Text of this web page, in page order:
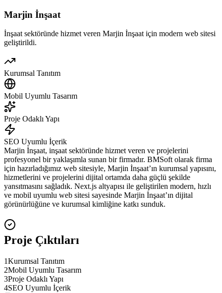
Marjin İnşaat
İnşaat sektöründe hizmet veren Marjin İnşaat için modern web sitesi
geliştirildi.
Kurumsal Tanıtım
Mobil Uyumlu Tasarım
Proje Odaklı Yapı
SEO Uyumlu İçerik
Marjin İnşaat, inşaat sektöründe hizmet veren ve projelerini
profesyonel bir yaklaşımla sunan bir firmadır. BMSoft olarak firma
için hazırladığımız web sitesiyle, Marjin İnşaat’ın kurumsal yapısını,
hizmetlerini ve projelerini dijital ortamda daha güçlü şekilde
yansıtmasını sağladık. Next.js altyapısı ile geliştirilen modern, hızlı
ve mobil uyumlu web sitesi sayesinde Marjin İnşaat’ın dijital
görünürlüğüne ve kurumsal kimliğine katkı sunduk.
Proje Çıktıları
1Kurumsal Tanıtım
2Mobil Uyumlu Tasarım
3Proje Odaklı Yapı
4SEO Uyumlu İçerik